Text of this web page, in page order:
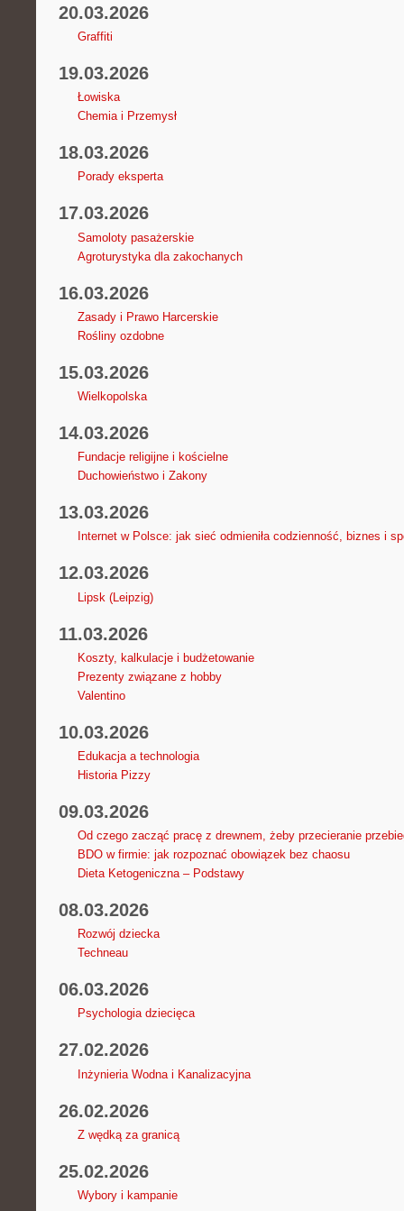
20.03.2026
Graffiti
19.03.2026
Łowiska
Chemia i Przemysł
18.03.2026
Porady eksperta
17.03.2026
Samoloty pasażerskie
Agroturystyka dla zakochanych
16.03.2026
Zasady i Prawo Harcerskie
Rośliny ozdobne
15.03.2026
Wielkopolska
14.03.2026
Fundacje religijne i kościelne
Duchowieństwo i Zakony
13.03.2026
Internet w Polsce: jak sieć odmieniła codzienność, biznes i
12.03.2026
Lipsk (Leipzig)
11.03.2026
Koszty, kalkulacje i budżetowanie
Prezenty związane z hobby
Valentino
10.03.2026
Edukacja a technologia
Historia Pizzy
09.03.2026
Od czego zacząć pracę z drewnem, żeby przecieranie
BDO w firmie: jak rozpoznać obowiązek bez chaosu
Dieta Ketogeniczna – Podstawy
08.03.2026
Rozwój dziecka
Techneau
06.03.2026
Psychologia dziecięca
27.02.2026
Inżynieria Wodna i Kanalizacyjna
26.02.2026
Z wędką za granicą
25.02.2026
Wybory i kampanie